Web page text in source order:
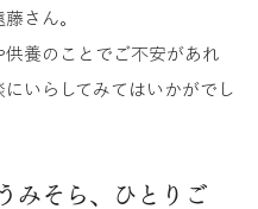
さん。
供養のことでご不安があれ
にいらしてみてはいかがでし
みそら、ひとりご